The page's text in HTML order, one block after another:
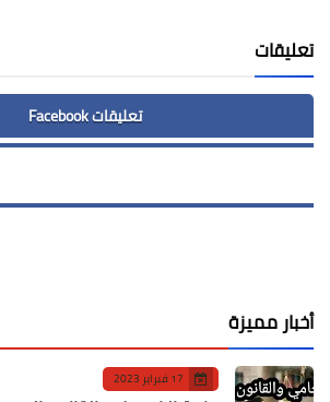
تعليقات
تعليقات Facebook
أخبار مميزة
17 فبراير 2023